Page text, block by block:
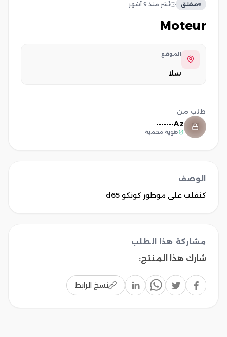
مغلق نُشر منذ 9 أشهر
moteur
الموقع
سلا
طلب من
Az•••••••
هوية محمية
الوصف
كنقلب على موطور كونكو d65
مشاركة هذا الطلب
شارك هذا المنتج:
نسخ الرابط